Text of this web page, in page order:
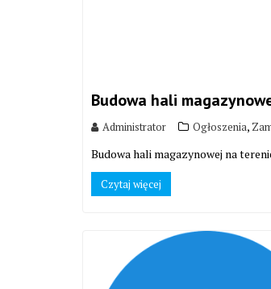
Budowa hali
Administrator Ogłoszenia,
Budowa hali magazynowej na
Czytaj więcej